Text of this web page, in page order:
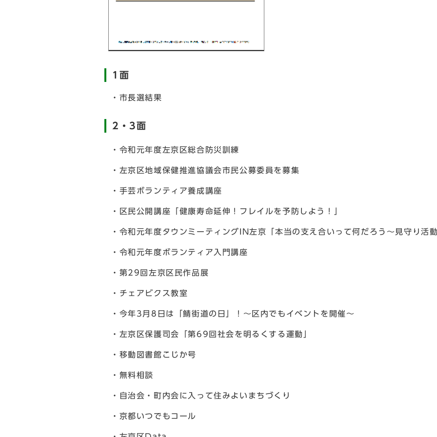
1面
・市長選結果
2・3面
・令和元年度左京区総合防災訓練
・左京区地域保健推進協議会市民公募委員を募集
・手芸ボランティア養成講座
・区民公開講座「健康寿命延伸！フレイルを予防しよう！」
・令和元年度タウンミーティングIN左京「本当の支え合いって何だろう～見守り活
・令和元年度ボランティア入門講座
・第29回左京区民作品展
・チェアビクス教室
・今年3月8日は「鯖街道の日」！～区内でもイベントを開催～
・左京区保護司会「第69回社会を明るくする運動」
・移動図書館こじか号
・無料相談
・自治会・町内会に入って住みよいまちづくり
・京都いつでもコール